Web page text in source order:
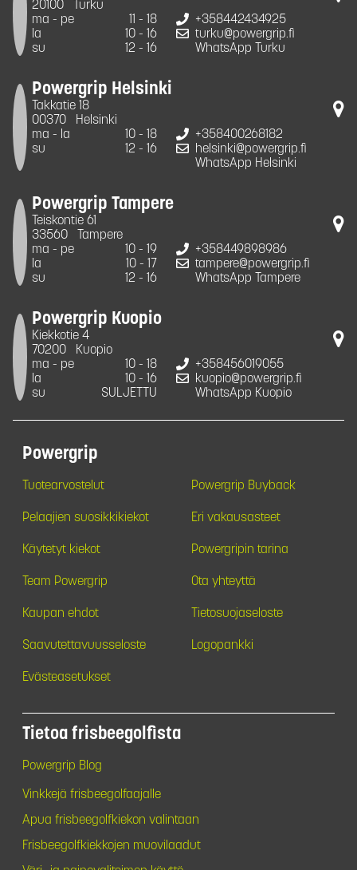
20100
Turku
ma - pe
11 - 18
la
10 - 16
su
12 - 16
+358442434925
turku@powergrip.fi
WhatsApp Turku
Powergrip Helsinki
Takkatie 18
00370
Helsinki
ma - la
10 - 18
su
12 - 16
+358400268182
helsinki@powergrip.fi
WhatsApp Helsinki
Powergrip Tampere
Teiskontie 61
33560
Tampere
ma - pe
10 - 19
la
10 - 17
su
12 - 16
+358449898986
tampere@powergrip.fi
WhatsApp Tampere
Powergrip Kuopio
Kiekkotie 4
70200
Kuopio
ma - pe
10 - 18
la
10 - 16
su
SULJETTU
+358456019055
kuopio@powergrip.fi
WhatsApp Kuopio
Powergrip
Tuotearvostelut Powergrip Buyback
Pelaajien suosikkikiekot Eri vakausasteet
Käytetyt kiekot Powergripin tarina
Team Powergrip Ota yhteyttä
Kaupan ehdot Tietosuojaseloste
Saavutettavuusseloste Logopankki
Evästeasetukset
Tietoa frisbeegolfista
Powergrip Blog
Vinkkejä frisbeegolfaajalle
Apua frisbeegolfkiekon valintaan
Frisbeegolfkiekkojen muovilaadut